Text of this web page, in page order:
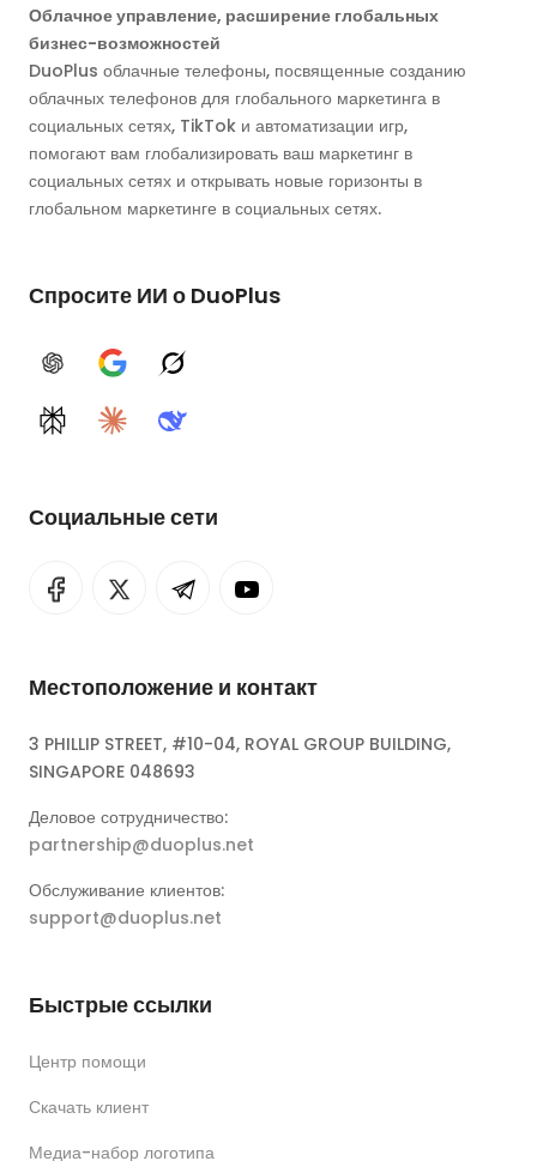
Облачное управление, расширение глобальных
бизнес-возможностей
DuoPlus облачные телефоны, посвященные созданию
облачных телефонов для глобального маркетинга в
социальных сетях, TikTok и автоматизации игр,
помогают вам глобализировать ваш маркетинг в
социальных сетях и открывать новые горизонты в
глобальном маркетинге в социальных сетях.
Спросите ИИ о DuoPlus
ChatGPTGoogle AIGrok
PerplexityClaudeDeepSeek
Социальные сети
Местоположение и контакт
3 PHILLIP STREET, #10-04, ROYAL GROUP BUILDING,
SINGAPORE 048693
Деловое сотрудничество:
partnership@duoplus.net
Обслуживание клиентов:
support@duoplus.net
Быстрые ссылки
Центр помощи
Скачать клиент
Медиа-набор логотипа